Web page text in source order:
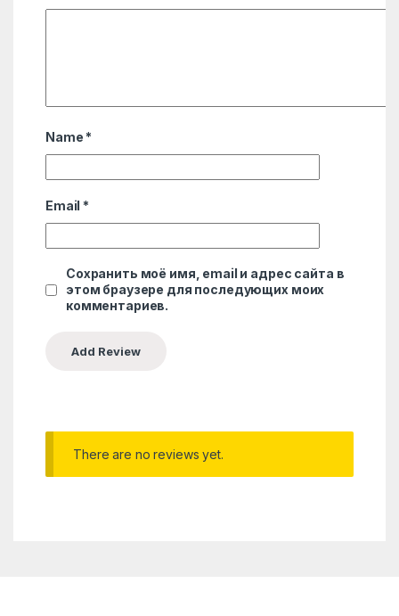
Name *
Email *
Сохранить моё имя, email и адрес сайта в
этом браузере для последующих моих
комментариев.
There are no reviews yet.